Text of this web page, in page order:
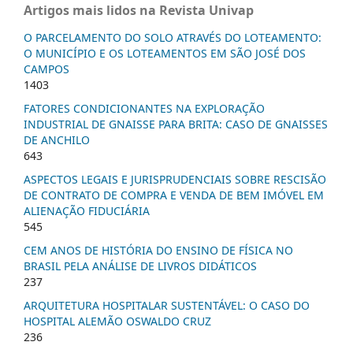
Artigos mais lidos na Revista Univap
O PARCELAMENTO DO SOLO ATRAVÉS DO LOTEAMENTO:
O MUNICÍPIO E OS LOTEAMENTOS EM SÃO JOSÉ DOS
CAMPOS
1403
FATORES CONDICIONANTES NA EXPLORAÇÃO
INDUSTRIAL DE GNAISSE PARA BRITA: CASO DE GNAISSES
DE ANCHILO
643
ASPECTOS LEGAIS E JURISPRUDENCIAIS SOBRE RESCISÃO
DE CONTRATO DE COMPRA E VENDA DE BEM IMÓVEL EM
ALIENAÇÃO FIDUCIÁRIA
545
CEM ANOS DE HISTÓRIA DO ENSINO DE FÍSICA NO
BRASIL PELA ANÁLISE DE LIVROS DIDÁTICOS
237
ARQUITETURA HOSPITALAR SUSTENTÁVEL: O CASO DO
HOSPITAL ALEMÃO OSWALDO CRUZ
236